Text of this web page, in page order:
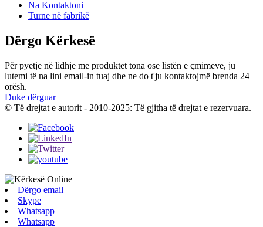
Na Kontaktoni
Turne në fabrikë
Dërgo Kërkesë
Për pyetje në lidhje me produktet tona ose listën e çmimeve, ju
lutemi të na lini email-in tuaj dhe ne do t'ju kontaktojmë brenda 24
orësh.
Duke dërguar
© Të drejtat e autorit - 2010-2025: Të gjitha të drejtat e rezervuara.
Dërgo email
Skype
Whatsapp
Whatsapp